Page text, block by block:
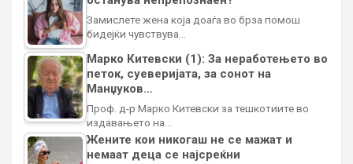
Замислете жена која доаѓа во брза помош
бидејќи чувствува…
Марко Китевски (1): За неработењето во
петок, суеверијата, за сонот на
Манџуков…
Проф. д-р Марко Китевски за тешкотиите во
издавањето на…
Жените кои никогаш не се мажат и
немаат деца се најсреќни